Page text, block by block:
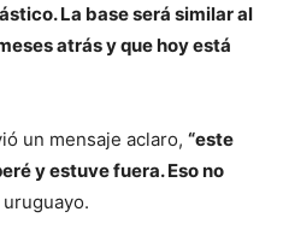
La base será similar al
atrás y que hoy está
un mensaje aclaro, “este
y estuve fuera. Eso no